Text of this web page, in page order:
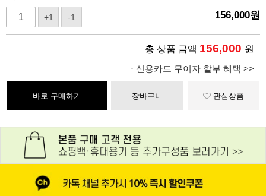
+1 -1 156,000원
총 상품 금액 156,000 원
· 신용카드 무이자 할부 혜택 >>
바로 구매하기 장바구니 관심상품